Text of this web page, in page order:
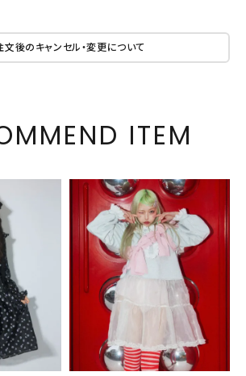
文後のキャンセル・変更について
ITEM